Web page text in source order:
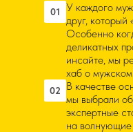
01
У каждого
друг, который
Особенно
деликатных
инсайте, мы
хаб о
02
В качестве
мы выбрали
экспертные
на волнующие